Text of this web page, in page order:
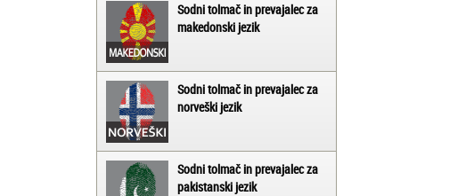
Sodni tolmač in prevajalec za
makedonski jezik
Sodni tolmač in prevajalec za
norveški jezik
Sodni tolmač in prevajalec za
pakistanski jezik